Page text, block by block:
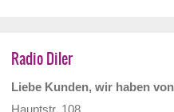
Radio Diler
Liebe Kunden, wir haben
Hauptstr. 108